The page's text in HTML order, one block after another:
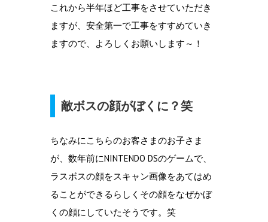
これから半年ほど工事をさせていただき
ますが、安全第一で工事をすすめていき
ますので、よろしくお願いします～！
敵ボスの顔がぼくに？笑
ちなみにこちらのお客さまのお子さま
が、数年前にNINTENDO DSのゲームで、
ラスボスの顔をスキャン画像をあてはめ
ることができるらしくその顔をなぜかぼ
くの顔にしていたそうです。笑